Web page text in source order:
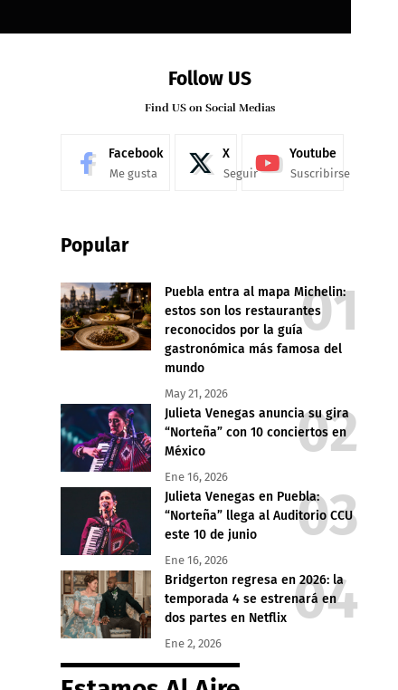
Follow US
Find US on Social Medias
Facebook
Me gusta
X
Seguir
Youtube
Suscribirse
Popular
Puebla entra al mapa Michelin:
estos son los restaurantes
reconocidos por la guía
gastronómica más famosa del
mundo
May 21, 2026
Julieta Venegas anuncia su gira
“Norteña” con 10 conciertos en
México
Ene 16, 2026
Julieta Venegas en Puebla:
“Norteña” llega al Auditorio CCU
este 10 de junio
Ene 16, 2026
Bridgerton regresa en 2026: la
temporada 4 se estrenará en
dos partes en Netflix
Ene 2, 2026